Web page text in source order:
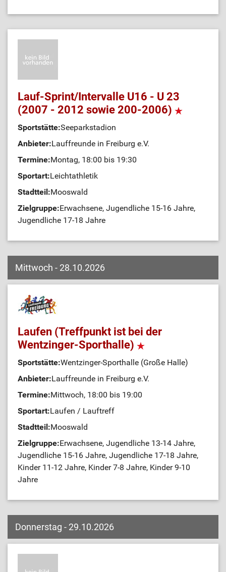
Lauf-Sprint/Intervalle U16 - U 23
(2007 - 2012 sowie 200-2006)
Sportstätte:Seeparkstadion
Anbieter:Lauffreunde in Freiburg e.V.
Termine:Montag, 18:00 bis 19:30
Sportart:Leichtathletik
Stadtteil:Mooswald
Zielgruppe:Erwachsene, Jugendliche 15-16 Jahre,
Jugendliche 17-18 Jahre
Mittwoch - 28.10.2026
Laufen (Treffpunkt ist bei der
Wentzinger-Sporthalle)
Sportstätte:Wentzinger-Sporthalle (Große Halle)
Anbieter:Lauffreunde in Freiburg e.V.
Termine:Mittwoch, 18:00 bis 19:00
Sportart:Laufen / Lauftreff
Stadtteil:Mooswald
Zielgruppe:Erwachsene, Jugendliche 13-14 Jahre,
Jugendliche 15-16 Jahre, Jugendliche 17-18 Jahre,
Kinder 11-12 Jahre, Kinder 7-8 Jahre, Kinder 9-10
Jahre
Donnerstag - 29.10.2026